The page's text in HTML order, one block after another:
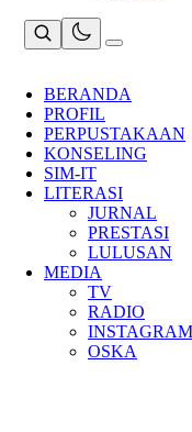
BERANDA
PROFIL
PERPUSTAKAAN
KONSELING
SIM-IT
LITERASI
JURNAL
PRESTASI
LULUSAN
MEDIA
TV
RADIO
INSTAGRAM
OSKA